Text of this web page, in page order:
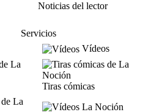
Noticias del lector
Servicios
Vídeos
Tiras cómicas